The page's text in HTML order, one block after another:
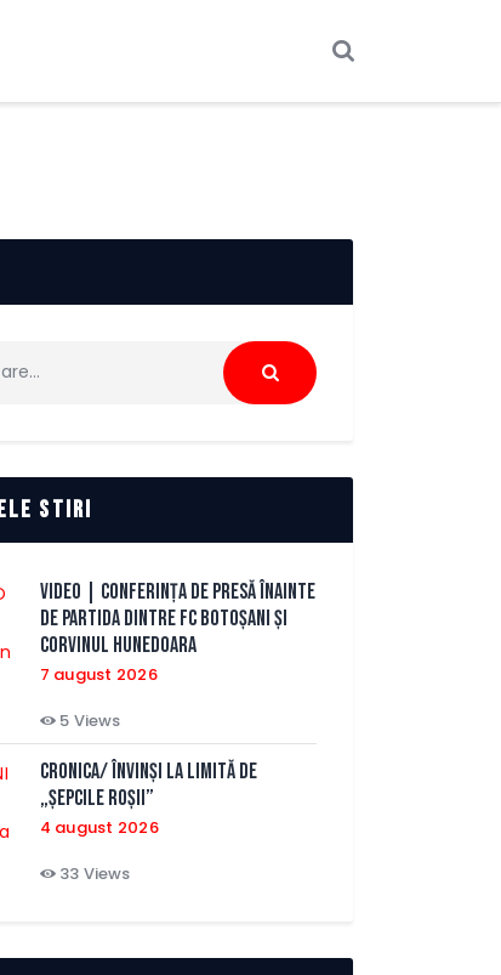
stiri
VIDEO | Conferința de presă înainte
de partida dintre FC Botoșani și
Corvinul Hunedoara
7 august 2026
5 Views
CRONICA/ Învinși la limită de
„Șepcile Roșii”
4 august 2026
33 Views